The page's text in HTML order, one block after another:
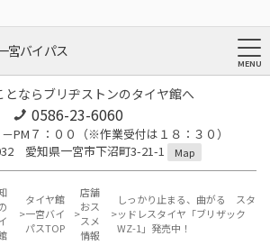
宮バイパス
とならブリヂストンのタイヤ館へ
0586-23-6060
PM７：００（※作業受付は１８：３０）
愛知県一宮市下沼町3-21-1
Map
タイヤ館
一宮バイ
パスTOP
店舗
おス
スメ
情報
しっかり止まる、曲がる スタ
ッドレスタイヤ「ブリザック
WZ-1」発売中！